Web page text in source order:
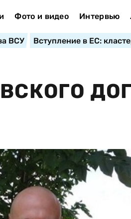
Фото и видео Интервью
ВСУ Вступление в ЕС: